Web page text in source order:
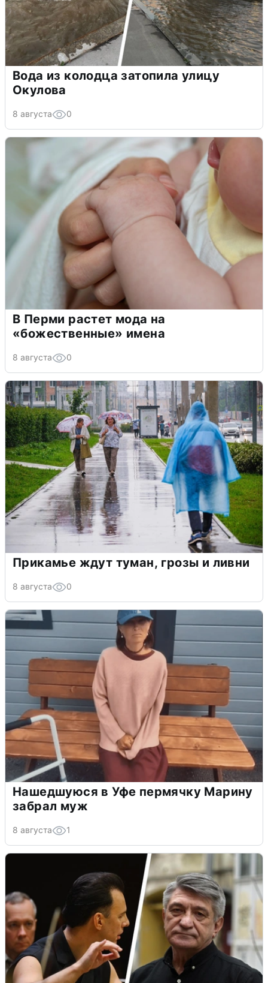
Вода из колодца затопила улицу
Окулова
8 августа 0
В Перми растет мода на
«божественные» имена
8 августа 0
Прикамье ждут туман, грозы и ливни
8 августа 0
Нашедшуюся в Уфе пермячку Марину
забрал муж
8 августа 1